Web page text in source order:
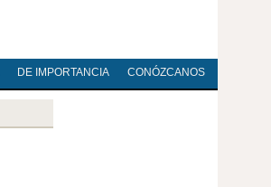
DE IMPORTANCIA CONÓZCANOS